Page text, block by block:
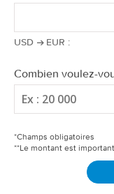
USD EUR :
Combien voulez-
*Champs obligatoires
**Le montant est